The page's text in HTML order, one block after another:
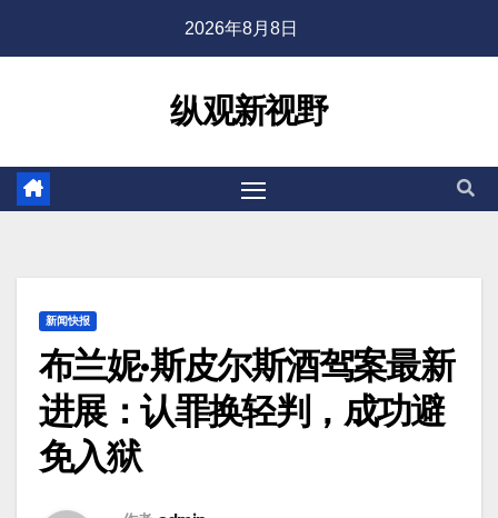
2026年8月8日
纵观新视野
新闻快报
布兰妮·斯皮尔斯酒驾案最新
进展：认罪换轻判，成功避
免入狱